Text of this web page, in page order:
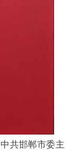
共邯郸市委主